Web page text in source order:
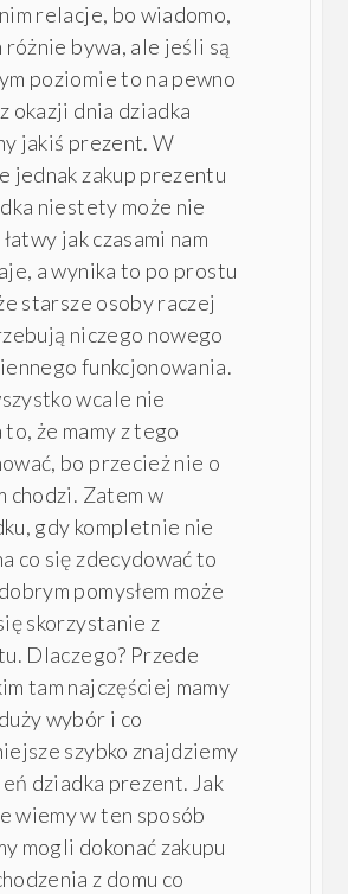
relacje, bo wiadomo,
różnie bywa, ale jeśli są
poziomie to na pewno
okazji dnia dziadka
jakiś prezent. W
jednak zakup prezentu
niestety może nie
jak czasami nam
a wynika to po prostu
starsze osoby raczej
niczego nowego
funkcjonowania.
wcale nie
to, że mamy z tego
bo przecież nie o
chodzi. Zatem w
gdy kompletnie nie
co się zdecydować to
pomysłem może
skorzystanie z
Dlaczego? Przede
tam najczęściej mamy
wybór i co
szybko znajdziemy
dziadka prezent. Jak
wiemy w ten sposób
mogli dokonać zakupu
z domu co